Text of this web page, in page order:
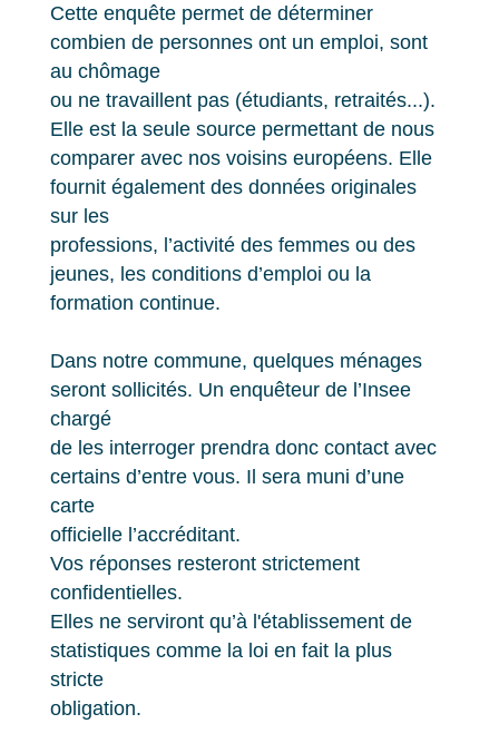
Cette enquête permet de déterminer
combien de personnes ont un emploi, sont
au chômage
ou ne travaillent pas (étudiants, retraités...).
Elle est la seule source permettant de nous
comparer avec nos voisins européens. Elle
fournit également des données originales
sur les
professions, l’activité des femmes ou des
jeunes, les conditions d’emploi ou la
formation continue.
Dans notre commune, quelques ménages
seront sollicités. Un enquêteur de l’Insee
chargé
de les interroger prendra donc contact avec
certains d’entre vous. Il sera muni d’une
carte
officielle l’accréditant.
Vos réponses resteront strictement
confidentielles.
Elles ne serviront qu’à l'établissement de
statistiques comme la loi en fait la plus
stricte
obligation.